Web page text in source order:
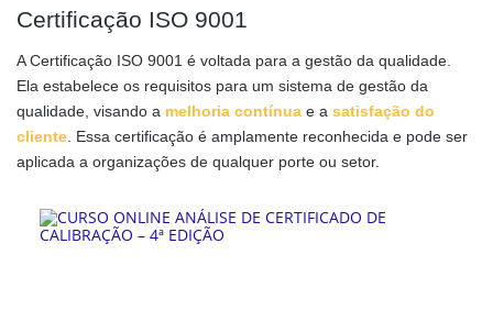
Certificação ISO 9001
A Certificação ISO 9001 é voltada para a gestão da qualidade.
Ela estabelece os requisitos para um sistema de gestão da
qualidade, visando a melhoria contínua e a satisfação do
cliente . Essa certificação é amplamente reconhecida e pode ser
aplicada a organizações de qualquer porte ou setor.